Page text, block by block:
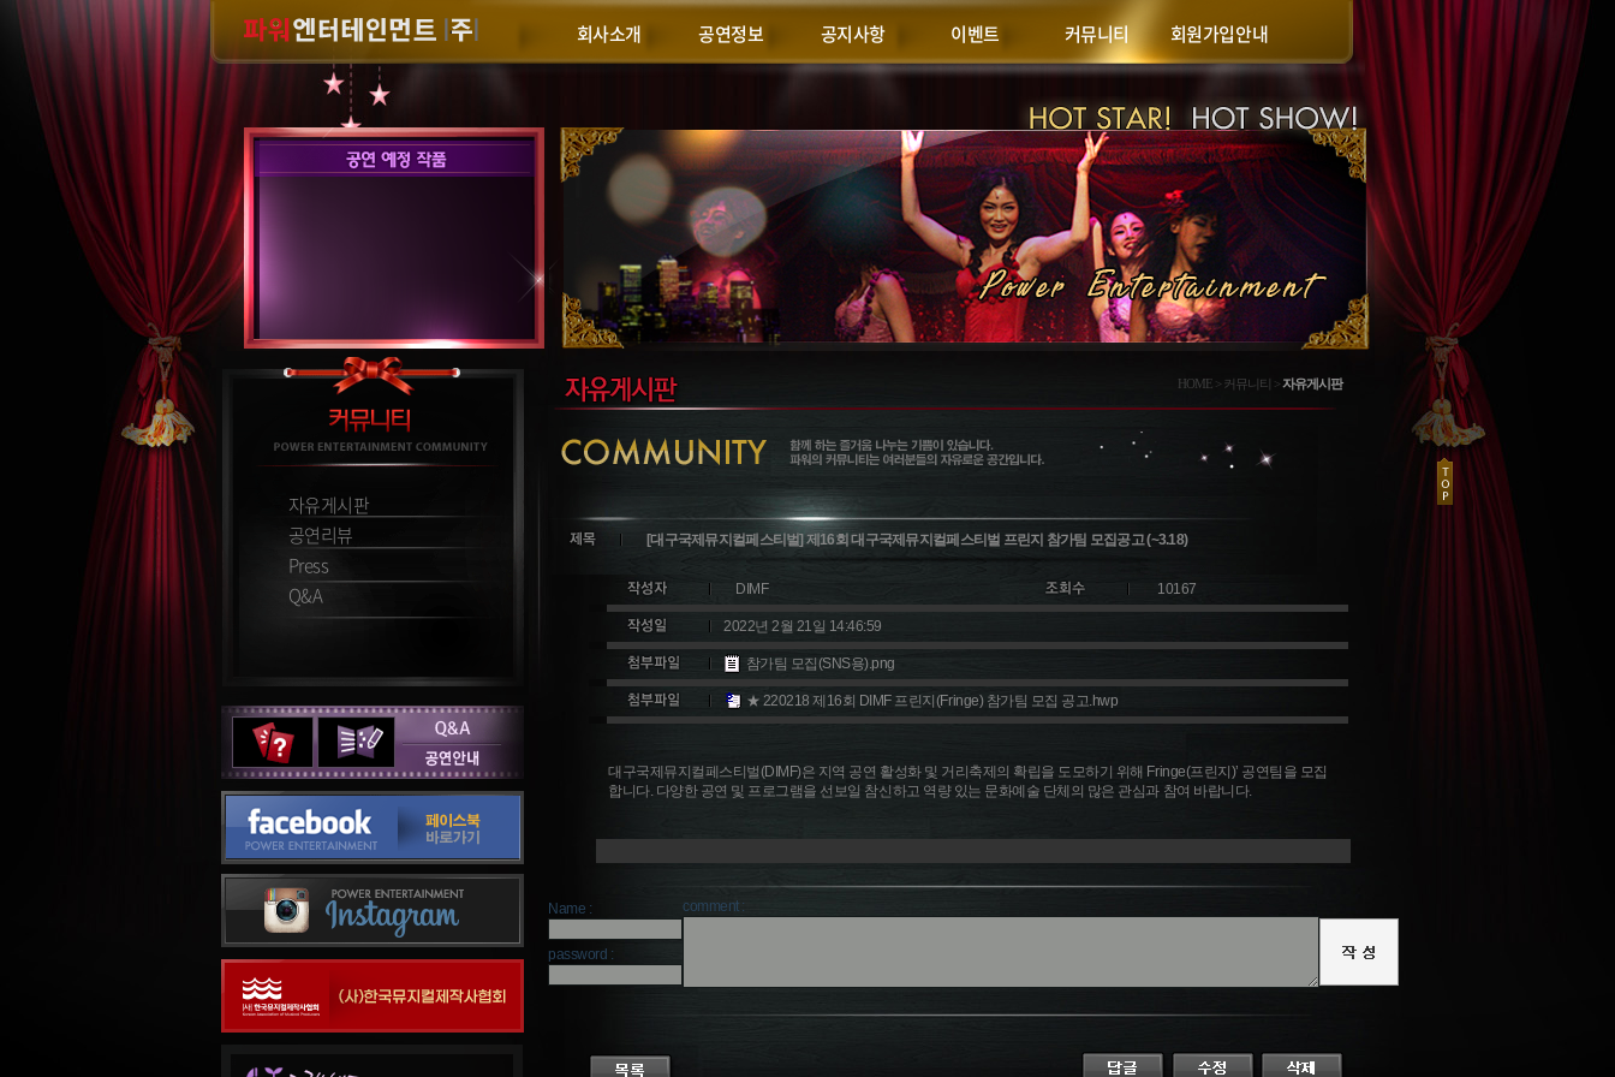
회사소개 공연정보 공지사항 이벤트 커뮤니티 회원가입안내
자유게시판
공연리뷰
Press
Q&A
HOME > 커뮤니티 >자유게시판
[대구국제뮤지컬페스티벌] 제16회 대구국제뮤지컬페스티벌 프린지 참가팀 모집공고 (~3.18)
DIMF 10167
2022년 2월 21일 14:46:59
참가팀 모집(SNS용).png
★ 220218 제16회 DIMF 프린지(Fringe) 참가팀 모집 공고.hwp
대구국제뮤지컬페스티벌(DIMF)은 지역 공연 활성화 및 거리축제의 확립을 도모하기 위해 Fringe(프린지)’ 공연팀을 모집
합니다. 다양한 공연 및 프로그램을 선보일 참신하고 역량 있는 문화예술 단체의 많은 관심과 참여 바랍니다.
Name : comment :
password :